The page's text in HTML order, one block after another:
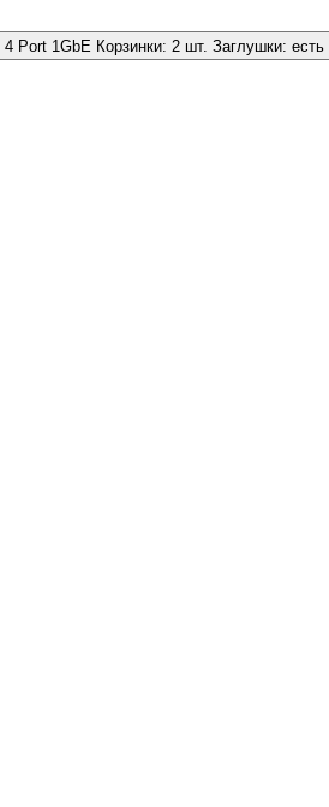
4 Port 1GbE Корзинки: 2 шт. Заглушки: есть